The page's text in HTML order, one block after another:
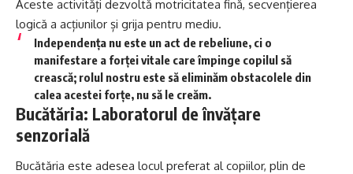
Aceste activități dezvoltă motricitatea fină, secvențierea
logică a acțiunilor și grija pentru mediu.
Independența nu este un act de rebeliune, ci o
manifestare a forței vitale care împinge copilul să
crească; rolul nostru este să eliminăm obstacolele din
calea acestei forțe, nu să le creăm.
Bucătăria: Laboratorul de învățare
senzorială
Bucătăria este adesea locul preferat al copiilor, plin de